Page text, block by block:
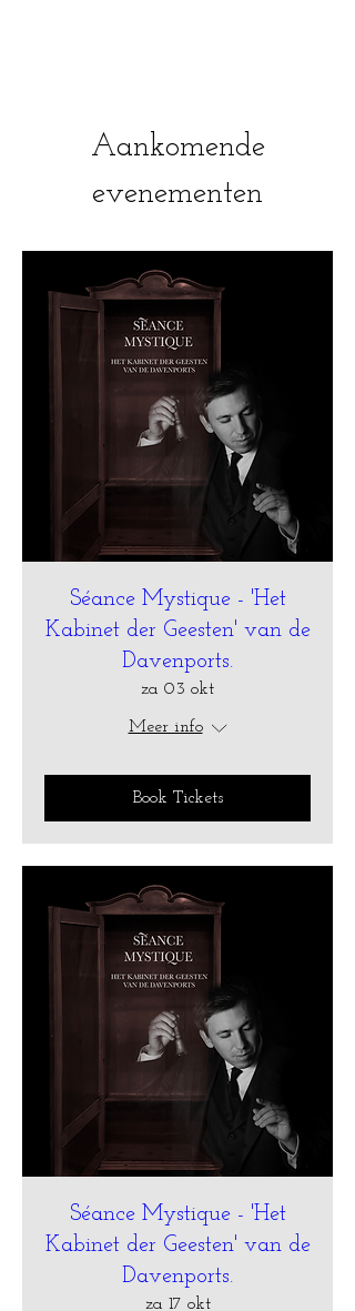
Aankomende
evenementen
Séance Mystique - 'Het
Kabinet der Geesten' van de
Davenports.
za 03 okt
Meer info
Book Tickets
Séance Mystique - 'Het
Kabinet der Geesten' van de
Davenports.
za 17 okt